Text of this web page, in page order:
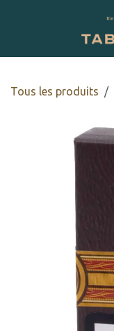
Tous les produits